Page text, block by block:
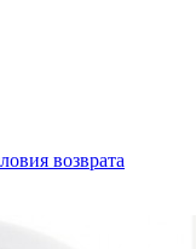
возврата